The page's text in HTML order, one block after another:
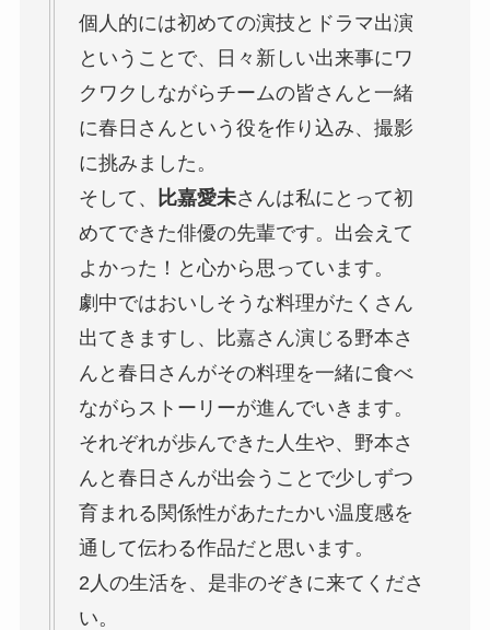
個人的には初めての演技とドラマ出演
ということで、日々新しい出来事にワ
クワクしながらチームの皆さんと一緒
に春日さんという役を作り込み、撮影
に挑みました。
そして、
比嘉愛未さんは私にとって初
めてできた俳優の先輩です。出会えて
よかった！と心から思っています。
劇中ではおいしそうな料理がたくさん
出てきますし、比嘉さん演じる野本さ
んと春日さんがその料理を一緒に食べ
ながらストーリーが進んでいきます。
それぞれが歩んできた人生や、野本さ
んと春日さんが出会うことで少しずつ
育まれる関係性があたたかい温度感を
通して伝わる作品だと思います。
2人の生活を、是非のぞきに来てくださ
い。